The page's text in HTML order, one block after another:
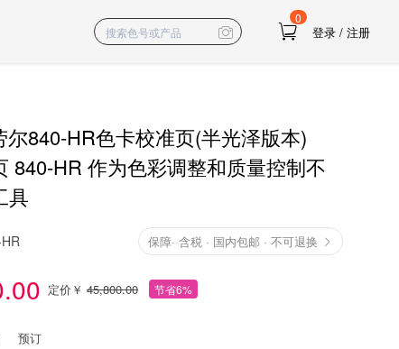
0
登录 / 注册
尔840-HR色卡校准页(半光泽版本)
840-HR 作为色彩调整和质量控制不
具
保障· 含税 · 国内包邮 · 不可退换
定价￥ 45,800.00 节省6%
预订